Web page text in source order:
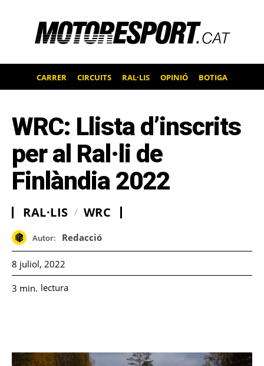
CARRER CIRCUITS RAL·LIS OPINIÓ BOTIGA
WRC: Llista d’inscrits
per al Ral·li de
Finlàndia 2022
RAL·LIS WRC
Autor: Redacció
8 juliol, 2022
3 min. lectura